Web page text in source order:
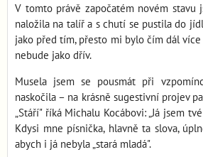
V tomto právě započatém novém stavu
naložila na talíř a s chutí se pustila do
jako před tím, přesto mi bylo čím dál
nebude jako dřív.
Musela jsem se pousmát při
naskočila – na krásně sugestivní projev
„Stáří" říká Michalu Kocábovi: „Já jsem
Kdysi mne písnička, hlavně ta slova,
abych i já nebyla „stará mladá".